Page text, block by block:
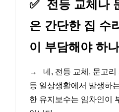
✅ 전등 교체나
은 간단한 집 수
이 부담해야 하
→
네, 전등 교체, 문고
등 일상생활에서 발생하
한 유지보수는 임차인이